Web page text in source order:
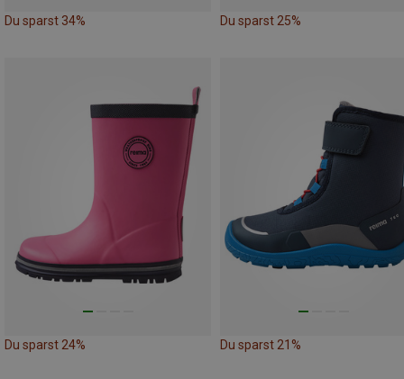
Du sparst 34% Du sparst 25%
Du sparst 24% Du sparst 21%